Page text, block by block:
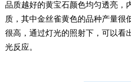
品质越好的黄宝石颜色均匀透亮，
质，其中金丝雀黄色的品种产量很
很高，通过灯光的照射下，可以看
光反应。